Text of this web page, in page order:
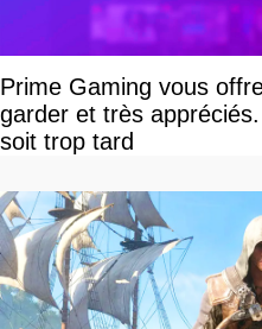
Prime Gaming vous
garder et très
soit trop tard